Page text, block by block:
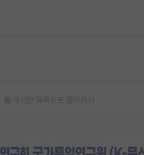
게시판 목록으로 돌아가기